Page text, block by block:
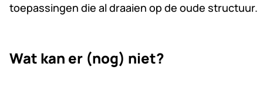
toepassingen die al draaien op de oude structuur.
Wat kan er (nog) niet?